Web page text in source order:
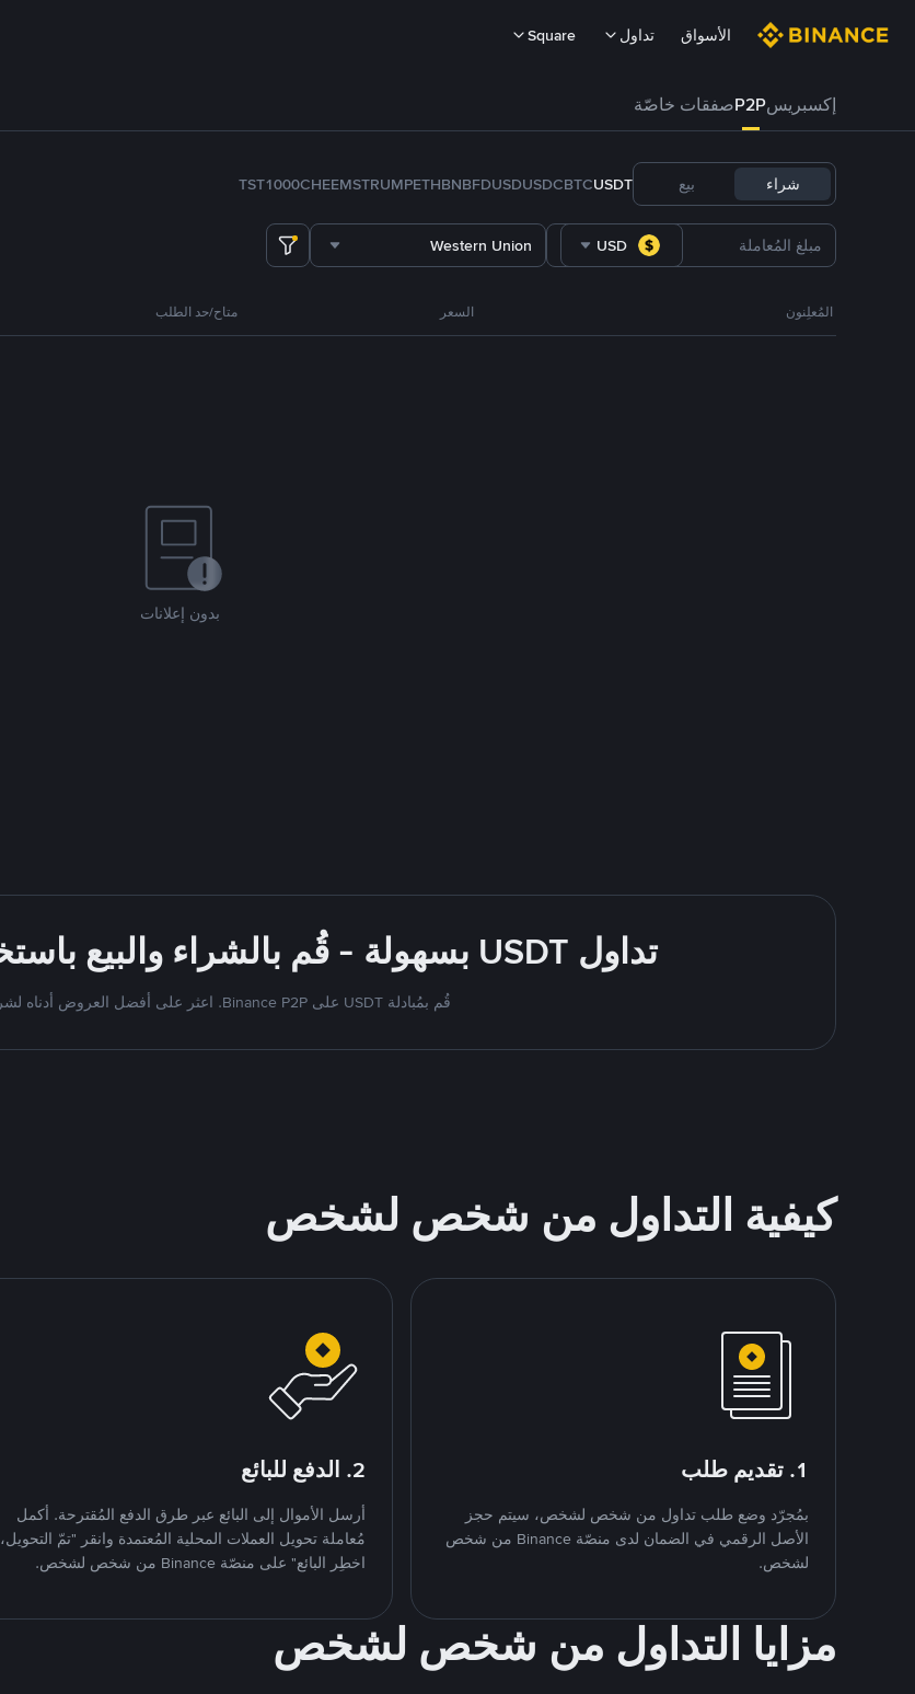
الأسواق تداول Square
إكسبريسP2Pصفقات خاصّة
شراء بيع USDT
BTC
USDC
FDUSD
BNB
ETH
TRUMP
1000CHEEMS
TST
USD
Western Union
المُعلِنون السعر متاح/حد الطلب
بدون إعلانات
تداول USDT بسهولة - قُم بالشراء والبيع باستخدام Western Union
قُم بمُبادلة USDT على Binance P2P. اعثر على أفضل العروض أدناه لشراء وبيع Tether
كيفية التداول من شخص لشخص
1. تقديم طلب
بمُجرّد وضع طلب تداول من شخص لشخص، سيتم حجز
الأصل الرقمي في الضمان لدى منصّة Binance من شخص
لشخص.
2. الدفع للبائع
أرسل الأموال إلى البائع عبر طرق الدفع المُقترحة. أكمل
مُعاملة تحويل العملات المحلية المُعتمدة وانقر "تمّ التحويل،
اخطِر البائع" على منصّة Binance من شخص لشخص.
مزايا التداول من شخص لشخص